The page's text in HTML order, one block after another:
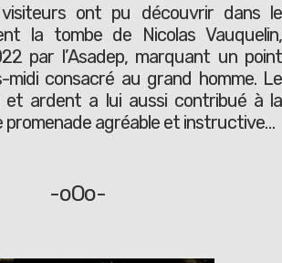
ont pu découvrir dans le
la tombe de Nicolas Vauquelin,
par l’Asadep, marquant un point
consacré au grand homme. Le
et ardent a lui aussi contribué à la
agréable et instructive…
-oOo-